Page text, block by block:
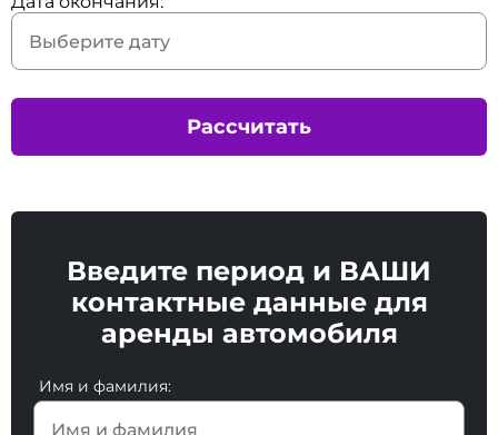
Рассчитать
Введите период и ВАШИ
контактные данные для
аренды автомобиля
Имя и фамилия: